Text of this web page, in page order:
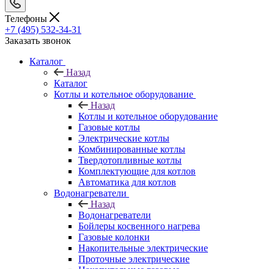
Телефоны
+7 (495) 532‑34‑31
Заказать звонок
Каталог
Назад
Каталог
Котлы и котельное оборудование
Назад
Котлы и котельное оборудование
Газовые котлы
Электрические котлы
Комбинированные котлы
Твердотопливные котлы
Комплектующие для котлов
Автоматика для котлов
Водонагреватели
Назад
Водонагреватели
Бойлеры косвенного нагрева
Газовые колонки
Накопительные электрические
Проточные электрические